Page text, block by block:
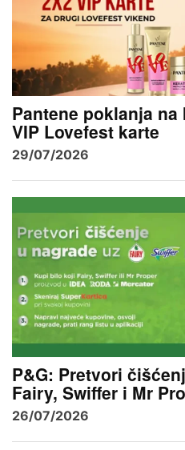
Pantene poklanja
VIP Lovefest karte
29/07/2026
P&G: Pretvori
Fairy, Swiffer i Mr
26/07/2026